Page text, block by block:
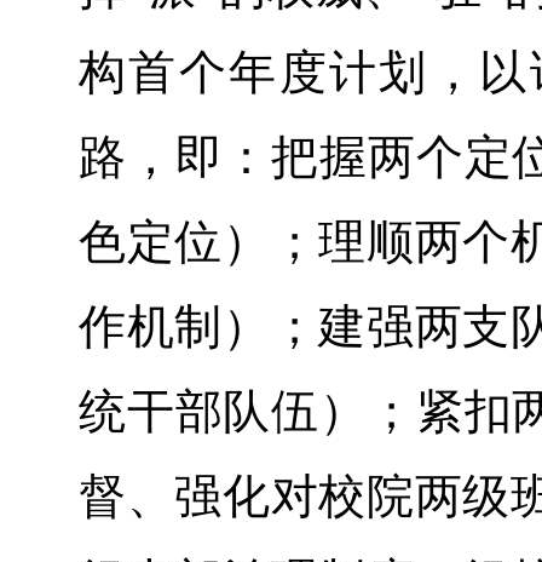
构首个年度计划，
路，即：把握两个定
色定位）；理顺两个
作机制）；建强两支
统干部队伍）；紧扣
督、强化对校院两级